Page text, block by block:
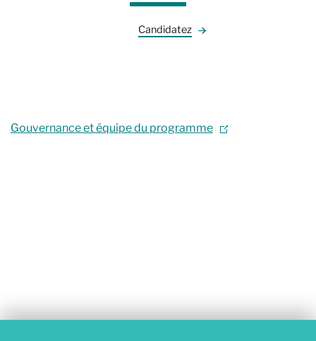
Candidatez
Gouvernance et équipe du programme